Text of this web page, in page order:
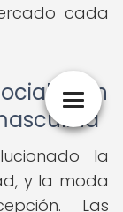
cada
en
la
y la moda
Las